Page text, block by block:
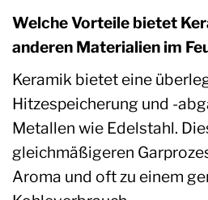
Welche Vorteile bietet
anderen Materialien im
Keramik bietet eine
Hitzespeicherung und -
Metallen wie Edelstahl.
gleichmäßigeren
Aroma und oft zu einem